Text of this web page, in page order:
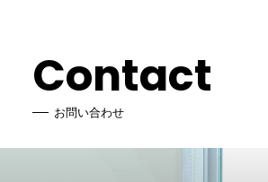
Contact
お問い合わせ